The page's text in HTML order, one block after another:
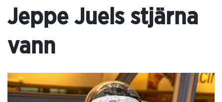
Jeppe Juels stjärna
vann